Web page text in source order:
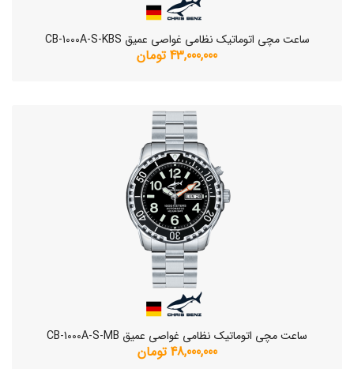
ساعت مچی اتوماتیک نظامی غواصی عمیق CB-1000A-S-KBS
43,000,000 تومان
ساعت مچی اتوماتیک نظامی غواصی عمیق CB-1000A-S-MB
48,000,000 تومان